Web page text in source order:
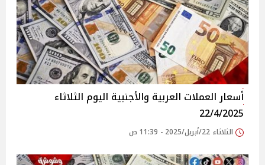
أسعار العملات العربية والأجنبية اليوم الثلاثاء
22/4/2025
الثلاثاء 22/أبريل/2025 - 11:39 ص